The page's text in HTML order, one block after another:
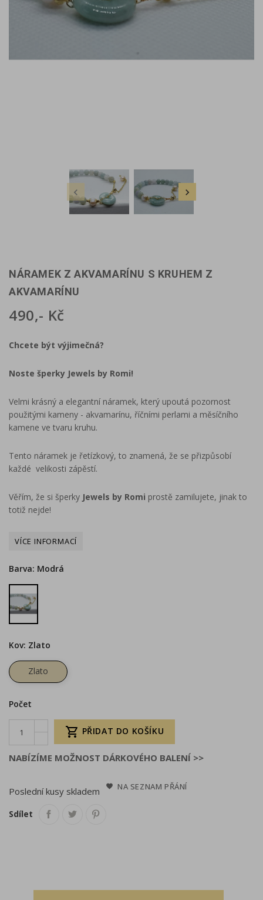
 
NÁRAMEK Z AKVAMARÍNU S KRUHEM Z
AKVAMARÍNU
490,- Kč
Chcete být výjimečná?
Noste šperky Jewels by Romi!
Velmi krásný a elegantní náramek, který upoutá pozornost
použitými kameny - akvamarínu, říčními perlami a měsíčního
kamene ve tvaru kruhu.
Tento náramek je řetízkový, to znamená, že se přizpůsobí
každé velikosti zápěstí.
Věřím, že si šperky Jewels by Romi prostě zamilujete, jinak to
totiž nejde!
Barva: Modrá
Modrá
Kov: Zlato
Zlato
Počet
 PŘIDAT DO KOŠÍKU
NABÍZÍME MOŽNOST DÁRKOVÉHO BALENÍ >>
Poslední kusy skladem NA SEZNAM PŘÁNÍ
Sdílet